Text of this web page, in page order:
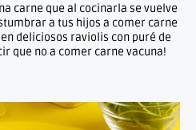
carne que al cocinarla se vuelve
a tus hijos a comer carne
deliciosos raviolis con puré de
que no a comer carne vacuna!